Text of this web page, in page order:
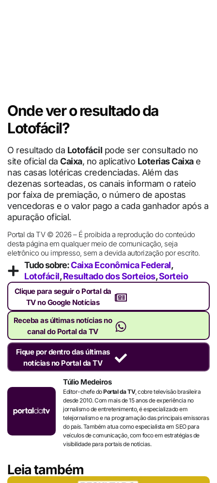
Onde ver o resultado da
Lotofácil?
O resultado da Lotofácil pode ser consultado no
site oficial da Caixa, no aplicativo Loterias Caixae
nas casas lotéricas credenciadas. Além das
dezenas sorteadas, os canais informam o rateio
por faixa de premiação, o número de apostas
vencedoras e o valor pago a cada ganhador após a
apuração oficial.
Portal da TV © 2026 – É proibida a reprodução do conteúdo
desta página em qualquer meio de comunicação, seja
eletrônico ou impresso, sem a devida autorização por escrito.
Tudo sobre:Caixa Econômica Federal,
Lotofácil,Resultado dos Sorteios,Sorteio
Clique para seguir o Portal da
TV no Google Notícias
Receba as últimas notícias no
canal do Portal da TV
Fique por dentro das últimas
notícias no Portal da TV
Túlio Medeiros
Editor-chefe doPortal da TV, cobre televisão brasileira
desde 2010. Com mais de 15 anos de experiência no
jornalismo de entretenimento, é especializado em
telejornalismo e na programação das principais emissoras
do país. Também atua como especialista em SEO para
veículos de comunicação, com foco em estratégias de
visibilidade para portais de notícias.
Leia também